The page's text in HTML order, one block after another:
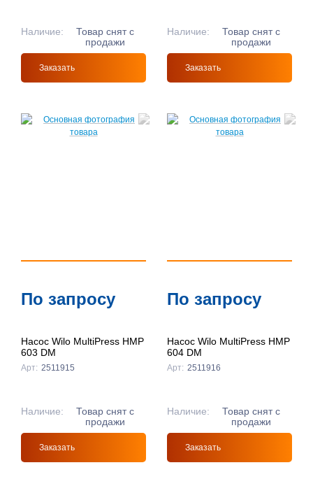
Наличие:
Товар снят с
продажи
Заказать
Наличие:
Товар снят с
продажи
Заказать
По запросу
Насос Wilo MultiPress HMP
603 DM
Арт: 2511915
Наличие:
Товар снят с
продажи
Заказать
По запросу
Насос Wilo MultiPress HMP
604 DM
Арт: 2511916
Наличие:
Товар снят с
продажи
Заказать